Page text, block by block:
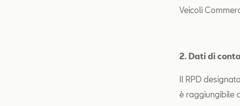
Veicoli
2. Dati di
Il RPD
è raggiungibile